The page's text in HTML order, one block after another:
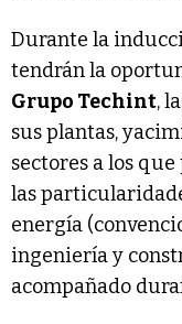
Durante la
tendrán la
Grupo Techint,
sus plantas,
sectores a los
las
energía
ingeniería y
acompañado